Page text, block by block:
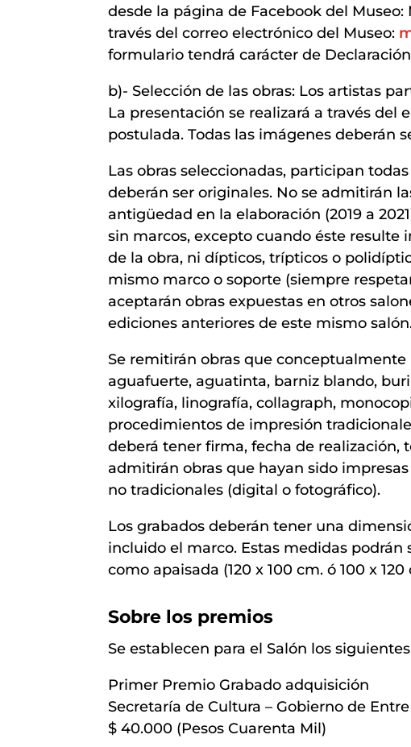
desde la página de Facebook del
través del correo electrónico del Museo:
formulario tendrá carácter de
b)- Selección de las obras: Los artistas
La presentación se realizará a través del
postulada. Todas las imágenes deberán
Las obras seleccionadas, participan
deberán ser originales. No se admitirán
antigüedad en la elaboración (2019 a
sin marcos, excepto cuando éste
de la obra, ni dípticos, trípticos o
mismo marco o soporte (siempre
aceptarán obras expuestas en otros
ediciones anteriores de este mismo
Se remitirán obras que
aguafuerte, aguatinta, barniz blando,
xilografía, linografía, collagraph,
procedimientos de impresión
deberá tener firma, fecha de realización,
admitirán obras que hayan sido
no tradicionales (digital o fotográfico).
Los grabados deberán tener una
incluido el marco. Estas medidas
como apaisada (120 x 100 cm. ó 100 x 120
Sobre los premios
Se establecen para el Salón los
Primer Premio Grabado adquisición
Secretaría de Cultura – Gobierno de
$ 40.000 (Pesos Cuarenta Mil)